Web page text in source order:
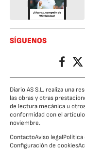
SÍGUENOS
Facebook
Diario AS S.L. realiza una
las obras y otras
de lectura mecánica u
conformidad con el
noviembre.
ContactoAviso legalPolítica
Configuración de cookies